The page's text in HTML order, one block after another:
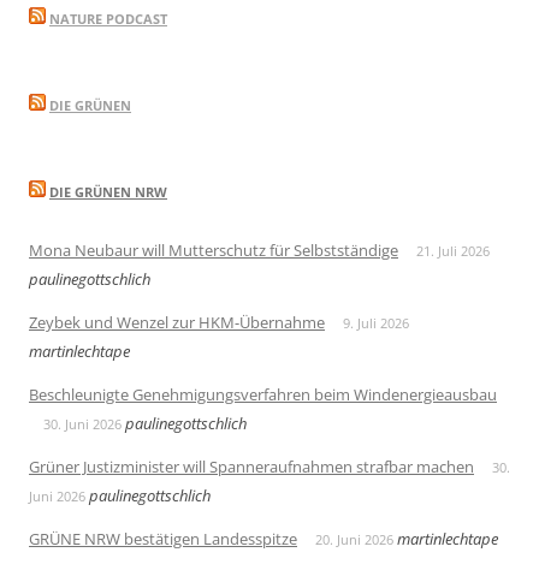
NATURE PODCAST
DIE GRÜNEN
DIE GRÜNEN NRW
Mona Neubaur will Mutterschutz für Selbstständige 21. Juli 2026
paulinegottschlich
Zeybek und Wenzel zur HKM-Übernahme
9. Juli 2026
martinlechtape
Beschleunigte Genehmigungsverfahren beim Windenergieausbau
30. Juni 2026 paulinegottschlich
Grüner Justizminister will Spanneraufnahmen strafbar machen
30.
Juni 2026 paulinegottschlich
GRÜNE NRW bestätigen Landesspitze
20. Juni 2026 martinlechtape